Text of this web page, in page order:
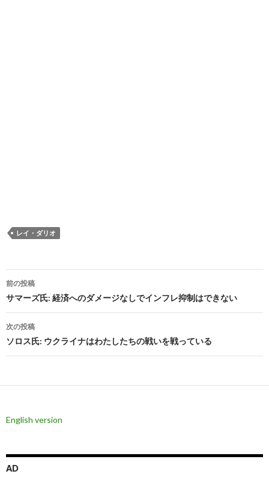
レイ・ダリオ
投
稿
ナ
ビ
ゲ
ー
ョ
前の投稿
サマーズ氏: 経済へのダメージなしでインフレ抑制はできない
次の投稿
ソロス氏: ウクライナはわたしたちの戦いを戦っている
English version
AD